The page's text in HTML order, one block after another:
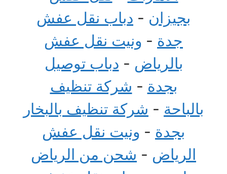
بجيزان - دباب نقل عفش
جدة - ونيت نقل عفش
بالرياض - دباب توصيل
بجدة - شركة تنظيف
بالباحة - شركة تنظيف بالبخار
بجدة - ونيت نقل عفش
الرياض - شحن من الرياض